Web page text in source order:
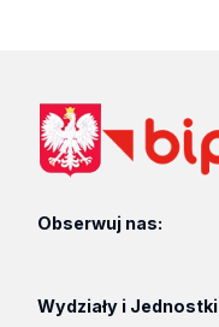
Obserwuj nas:
Wydziały i Jednostki